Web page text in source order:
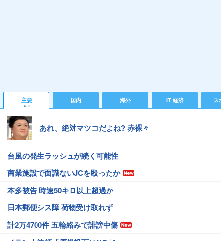
主要 国内 海外 IT 経済 ス
あれ、絶対マツコだよね? 赤裸々
台風の発生ラッシュが続く可能性
商業施設で面識ないJCを殴ったか
本多被告 時速50キロ以上超過か
日本郵便シス障 荷物受け取れず
計2万4700件 五輪絡みで誹謗中傷